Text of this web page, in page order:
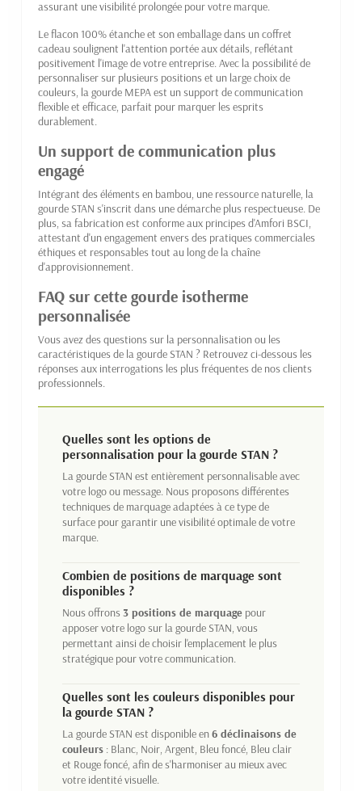
assurant une visibilité prolongée pour votre marque.
Le flacon 100% étanche et son emballage dans un coffret
cadeau soulignent l'attention portée aux détails, reflétant
positivement l'image de votre entreprise. Avec la possibilité de
personnaliser sur plusieurs positions et un large choix de
couleurs, la gourde MEPA est un support de communication
flexible et efficace, parfait pour marquer les esprits
durablement.
Un support de communication plus
engagé
Intégrant des éléments en bambou, une ressource naturelle, la
gourde STAN s'inscrit dans une démarche plus respectueuse. De
plus, sa fabrication est conforme aux principes d'Amfori BSCI,
attestant d'un engagement envers des pratiques commerciales
éthiques et responsables tout au long de la chaîne
d'approvisionnement.
FAQ sur cette gourde isotherme
personnalisée
Vous avez des questions sur la personnalisation ou les
caractéristiques de la gourde STAN ? Retrouvez ci-dessous les
réponses aux interrogations les plus fréquentes de nos clients
professionnels.
Quelles sont les options de
personnalisation pour la gourde STAN ?
La gourde STAN est entièrement personnalisable avec
votre logo ou message. Nous proposons différentes
techniques de marquage adaptées à ce type de
surface pour garantir une visibilité optimale de votre
marque.
Combien de positions de marquage sont
disponibles ?
Nous offrons3 positions de marquage pour
apposer votre logo sur la gourde STAN, vous
permettant ainsi de choisir l'emplacement le plus
stratégique pour votre communication.
Quelles sont les couleurs disponibles pour
la gourde STAN ?
La gourde STAN est disponible en6 déclinaisons de
couleurs : Blanc, Noir, Argent, Bleu foncé, Bleu clair
et Rouge foncé, afin de s'harmoniser au mieux avec
votre identité visuelle.